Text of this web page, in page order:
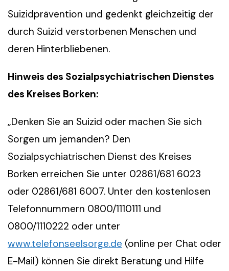
Suizidprävention und gedenkt gleichzeitig der
durch Suizid verstorbenen Menschen und
deren Hinterbliebenen.
Hinweis des Sozialpsychiatrischen Dienstes
des Kreises Borken:
„Denken Sie an Suizid oder machen Sie sich
Sorgen um jemanden? Den
Sozialpsychiatrischen Dienst des Kreises
Borken erreichen Sie unter 02861/681 6023
oder 02861/681 6007. Unter den kostenlosen
Telefonnummern 0800/1110111 und
0800/1110222 oder unter
www.telefonseelsorge.de (online per Chat oder
E-Mail) können Sie direkt Beratung und Hilfe